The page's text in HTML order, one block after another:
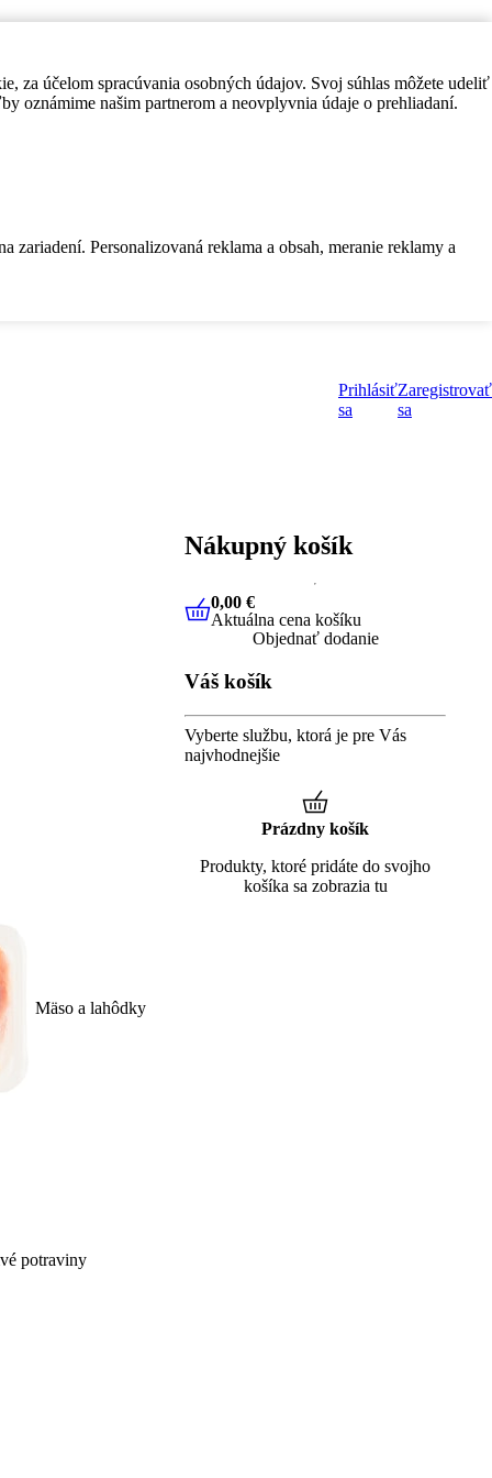
za účelom spracúvania osobných údajov. Svoj súhlas môžete udeliť
oznámime našim partnerom a neovplyvnia údaje o prehliadaní.
Personalizovaná reklama a obsah, meranie reklamy a
Prihlásiť
sa
Zaregistrovať
sa
Mäso a lahôdky
potraviny
Nákupný košík
0,00 €Aktuálna cena košíku
0,00 €
Aktuálna cena košíku
Objednať dodanie
Váš košík
Vyberte službu, ktorá je pre Vás
najvhodnejšie
Prázdny košík
Produkty, ktoré pridáte do svojho
košíka sa zobrazia tu